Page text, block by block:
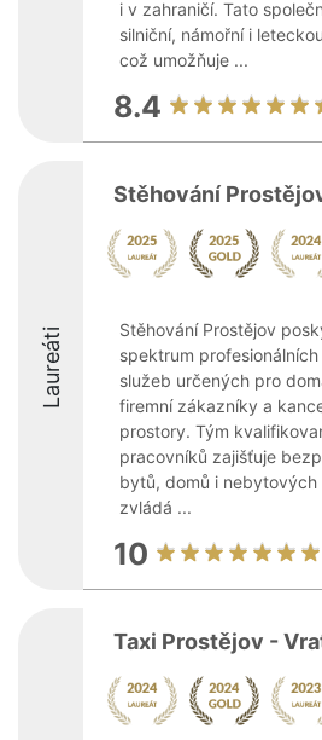
i v zahraničí. Tato
silniční, námořní i
což umožňuje ...
8.4
Laureáti
Stěhování
Stěhování Prostějov
spektrum
služeb určených pro
firemní zákazníky a
prostory. Tým
pracovníků zajišťuje
bytů, domů i nebytových
zvládá ...
10
Taxi Prostějov -